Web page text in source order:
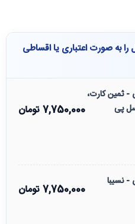
به صورت اعتباری یا اقساطی
- ثمین کارت،
پی
7,750,000تومان
- نسیبا
7,750,000تومان